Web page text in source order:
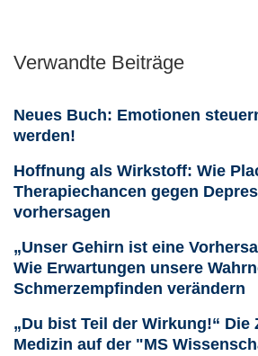
Verwandte Beiträge
Neues Buch: Emotionen
werden!
Hoffnung als Wirkstoff: Wie
Therapiechancen gegen
vorhersagen
„Unser Gehirn ist eine
Wie Erwartungen unsere
Schmerzempfinden verändern
„Du bist Teil der Wirkung!“ Die
Medizin auf der "MS